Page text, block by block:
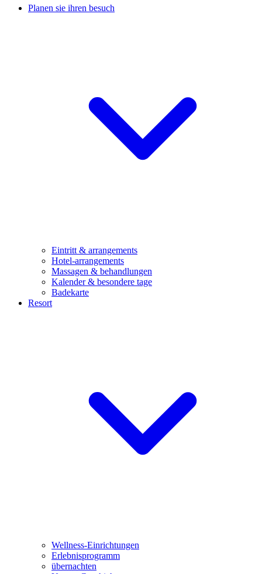
Planen sie ihren besuch
Eintritt & arrangements
Hotel-arrangements
Massagen & behandlungen
Kalender & besondere tage
Badekarte
Resort
Wellness-Einrichtungen
Erlebnisprogramm
übernachten